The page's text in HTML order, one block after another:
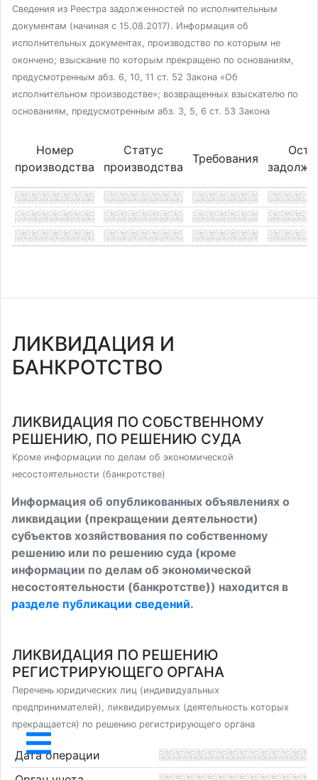
Сведения из Реестра задолженностей по исполнительным
документам (начиная с 15.08.2017). Информация об
исполнительных документах, производство по которым не
окончено; взыскание по которым прекращено по основаниям,
предусмотренным абз. 6, 10, 11 ст. 52 Закона «Об
исполнительном производстве»; возвращенных взыскателю по
основаниям, предусмотренным абз. 3, 5, 6 ст. 53 Закона
Номер
производства
Статус
производства
Требования
ЛИКВИДАЦИЯ И
БАНКРОТСТВО
ЛИКВИДАЦИЯ ПО СОБСТВЕННОМУ
РЕШЕНИЮ, ПО РЕШЕНИЮ СУДА
Кроме информации по делам об экономической
несостоятельности (банкротстве)
Информация об опубликованных объявлениях о
ликвидации (прекращении деятельности)
субъектов хозяйствования по собственному
решению или по решению суда (кроме
информации по делам об экономической
несостоятельности (банкротстве)) находится в
разделе публикации сведений.
ЛИКВИДАЦИЯ ПО РЕШЕНИЮ
РЕГИСТРИРУЮЩЕГО ОРГАНА
Перечень юридических лиц (индивидуальных
предпринимателей), ликвидируемых (деятельность которых
прекращается) по решению регистрирующего органа
Дата операции